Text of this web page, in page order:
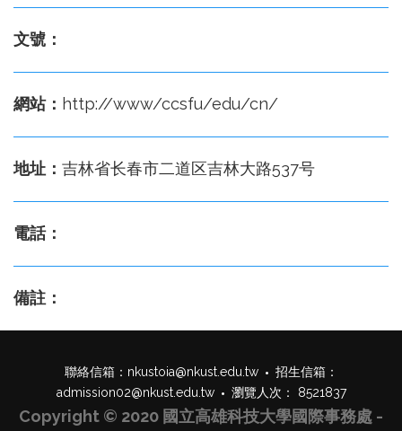
文號：
網站： http://www/ccsfu/edu/cn/
地址： 吉林省长春市二道区吉林大路537号
電話：
備註：
聯絡信箱： nkustoia@nkust.edu.tw
招生信箱：
admission02@nkust.edu.tw
瀏覽人次： 8521837
Copyright © 2020 國立高雄科技大學國際事務處 -